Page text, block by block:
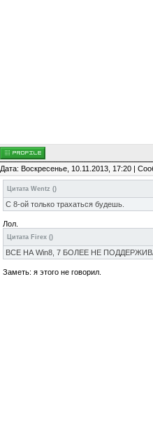
Дата: Воскресенье, 10.11.2013, 17:20 |
Цитата Wentz ()
С 8-ой только трахаться будешь.
Лол.
Цитата Firex ()
ВСЕ НА Win8, 7 БОЛЕЕ НЕ
Заметь: я этого не говорил.